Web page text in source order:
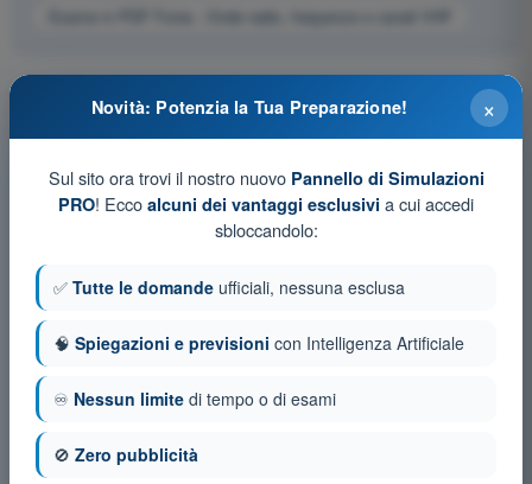
Esame in PDF Fonia - Onde radio, frequenze e canali VHF
×
Novità: Potenzia la Tua Preparazione!
Sul sito ora trovi il nostro nuovo Pannello di Simulazioni
PRO! Ecco alcuni dei vantaggi esclusivi a cui accedi
sbloccandolo:
✅ Tutte le domande ufficiali, nessuna esclusa
🧠 Spiegazioni e previsioni con Intelligenza Artificiale
♾️ Nessun limite di tempo o di esami
🚫 Zero pubblicità